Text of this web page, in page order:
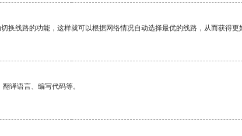
线路的功能，这样就可以根据网络情况自动选择最优的线路，从而获得更
译语言、编写代码等。